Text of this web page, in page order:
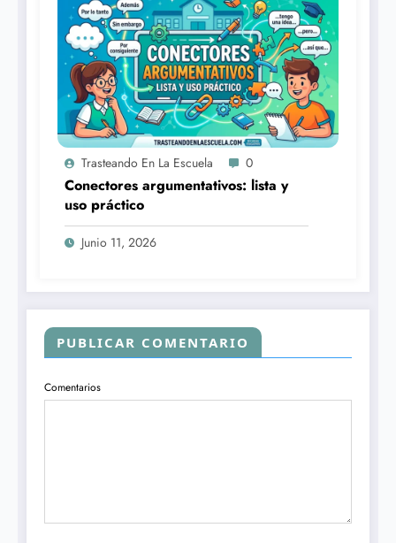
Trasteando En La Escuela 0
Conectores argumentativos: lista y
uso práctico
Junio 11, 2026
PUBLICAR COMENTARIO
Comentarios